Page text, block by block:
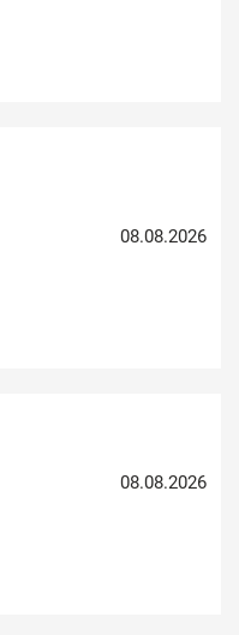
08.08.2026
08.08.2026